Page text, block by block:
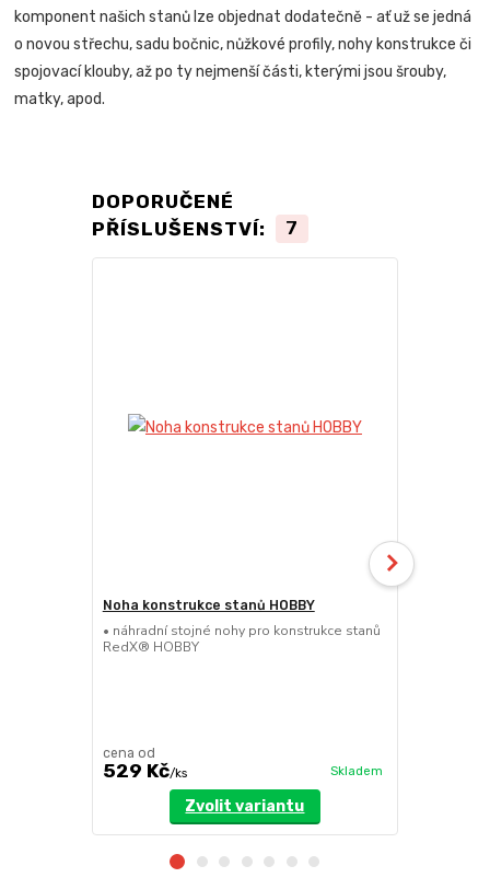
komponent našich stanů lze objednat dodatečně - ať už se jedná
o novou střechu, sadu bočnic, nůžkové profily, nohy konstrukce či
spojovací klouby, až po ty nejmenší části, kterými jsou šrouby,
matky, apod.
DOPORUČENÉ
PŘÍSLUŠENSTVÍ:
7
Noha konstrukce stanů HOBBY
• náhradní stojné nohy pro konstrukce stanů
RedX® HOBBY
cena od
529 Kč/ks Skladem
Zvolit variantu